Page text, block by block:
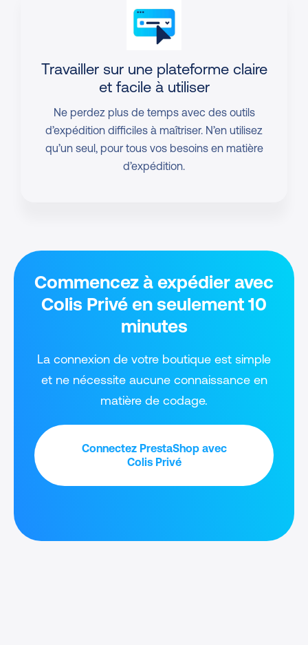
Travailler sur une plateformeclaire
et facile à utiliser
Ne perdez plus de temps avec des outils
d’expédition difficiles à maîtriser. N’en utilisez
qu’un seul, pour tous vos besoins en matière
d’expédition.
Commencez à expédier avec
Colis Privé en seulement 10
minutes
La connexion de votre boutique est simple
et ne nécessite aucune connaissance en
matière de codage.
Connectez PrestaShop avec
Colis Privé